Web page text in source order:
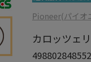
Pioneer(パイオ
カロッツェ